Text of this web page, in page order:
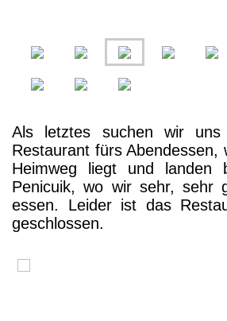
Als letztes suchen wir
Restaurant fürs Abendessen,
Heimweg liegt und landen
Penicuik, wo wir sehr, sehr
essen. Leider ist das
geschlossen.